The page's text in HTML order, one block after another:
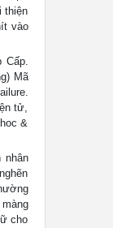
thiện
vào
Cấp.
Mã
tử,
&
nhân
cho